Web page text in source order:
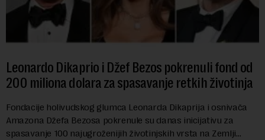
Leonardo Dikaprio i Džef Bezos pokrenuli fond od
200 miliona dolara za spasavanje retkih životinja
Fondacije holivudskog glumca Leonarda Dikaprija i osnivača
Amazona Džefa Bezosa pokrenule su danas inicijativu za
spasavanje 100 najugroženijih životinjskih vrsta na Zemlji